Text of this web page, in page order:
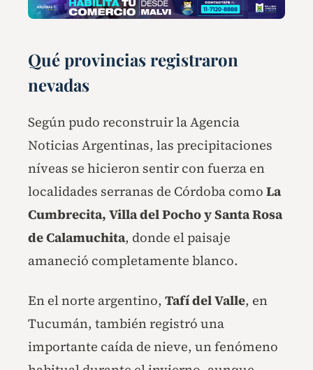
Qué provincias registraron
nevadas
Según pudo reconstruir la Agencia
Noticias Argentinas, las precipitaciones
níveas se hicieron sentir con fuerza en
localidades serranas de Córdoba como La
Cumbrecita, Villa del Pocho y Santa Rosa
de Calamuchita, donde el paisaje
amaneció completamente blanco.
En el norte argentino, Tafí del Valle, en
Tucumán, también registró una
importante caída de nieve, un fenómeno